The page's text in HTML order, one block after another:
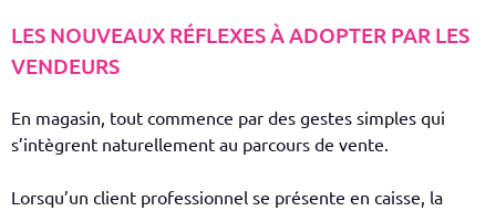
LES NOUVEAUX RÉFLEXES À ADOPTER PAR LES
VENDEURS
En magasin, tout commence par des gestes simples qui
s’intègrent naturellement au parcours de vente.
Lorsqu’un client professionnel se présente en caisse, la